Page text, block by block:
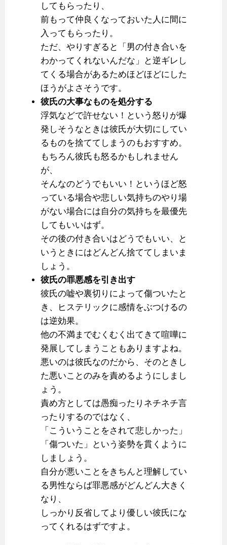
してもらったり、
前もって仲良くなっておいた人に間に
入ってもらったり。
ただ、やりすぎると「男の付き合いを
わかってくれないんだな」と逆ギレし
てくる場合があるためほどほどにした
ほうがよさそうです。
彼氏の大事なものを処分する
浮気などで許せない！という怒りが爆
発しそうなときは彼氏が大切にしてい
るものを捨ててしまうのもおすすめ。
もちろん彼氏も怒るかもしれません
が、
そんなのどうでもいい！というほど怒
っている場合や悲しい気持ちのやり場
がない場合には自分の気持ちを最優先
してもいいはず。
その後の付き合いはどうでもいい、と
いうときにはどんどん捨ててしまいま
しょう。
彼氏の罪悪感を引き出す
彼氏の嘘や裏切りによって傷ついたと
き、ヒステリックに感情をぶつけるの
は逆効果。
他の不満までむくむく出てきて喧嘩に
発展してしまうこともありますよね。
悪いのは彼氏なのだから、そのときし
た悪いことのみを責めるようにしまし
ょう。
責め方としては愚痴ったりネチネチ言
ったりするのではなく、
「こういうことをされて悲しかった」
「傷ついた」という姿勢を貫くように
しましょう。
自分が悪いことをきちんと理解してい
る男性ならば罪悪感がどんどん大きく
なり、
しっかり反省してより優しい彼氏にな
ってくれるはずですよ。